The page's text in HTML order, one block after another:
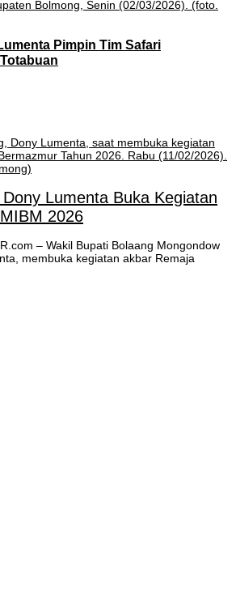
Pimpin Tim Safari
Lumenta Buka Kegiatan
2026
– Wakil Bupati Bolaang Mongondow
membuka kegiatan akbar Remaja